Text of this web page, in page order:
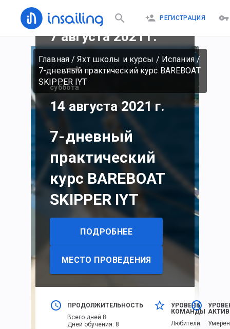
РЕГИСТРАЦИЯ
Главная/Яхт школы и курсы / Испания/
7-дневный практический курс BAREBOAT
SKIPPER IYT
суббота
7 августа 2021 г.
суббота
14 августа 2021 г.
7-дневный
практический
курс BAREBOAT
SKIPPER IYT
ПОДРОБНЕЕ
МЕСТО ПРОВЕДЕНИЯ
ПРОДОЛЖИТЕЛЬНОСТЬ
Всего дней:8
Дней обучения: 8
УРОВЕНЬ
КОМАНДЫ
Любители